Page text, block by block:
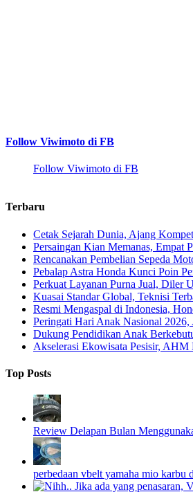
Follow Viwimoto di FB
Follow Viwimoto di FB
Terbaru
Cetak Sejarah Dunia, Ajang
Persaingan Kian Memanas, Empat
Rencanakan Pembelian Sepeda
Pebalap Astra Honda Kunci Poin
Perkuat Layanan Purna Jual, Diler
Kuasai Standar Global, Teknisi
Resmi Mengaspal di Indonesia,
Peringati Hari Anak Nasional
Dukung Pendidikan Anak
Akselerasi Ekowisata Pesisir,
Top Posts
Review Delapan Bulan
perbedaan vbelt yamaha mio karbu